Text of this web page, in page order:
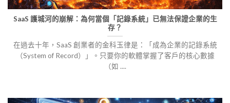
SaaS 護城河的崩解：為何當個「記錄系統」已無法保證企業的生
存？
在過去十年，SaaS 創業者的金科玉律是：「成為企業的記錄系統
（System of Record）」。只要你的軟體掌握了客戶的核心數據
（如 ....